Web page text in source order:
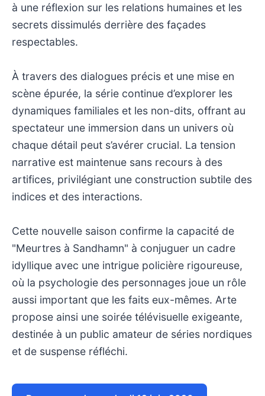
à une réflexion sur les relations humaines et les
secrets dissimulés derrière des façades
respectables.
À travers des dialogues précis et une mise en
scène épurée, la série continue d’explorer les
dynamiques familiales et les non-dits, offrant au
spectateur une immersion dans un univers où
chaque détail peut s’avérer crucial. La tension
narrative est maintenue sans recours à des
artifices, privilégiant une construction subtile des
indices et des interactions.
Cette nouvelle saison confirme la capacité de
"Meurtres à Sandhamn" à conjuguer un cadre
idyllique avec une intrigue policière rigoureuse,
où la psychologie des personnages joue un rôle
aussi important que les faits eux-mêmes. Arte
propose ainsi une soirée télévisuelle exigeante,
destinée à un public amateur de séries nordiques
et de suspense réfléchi.